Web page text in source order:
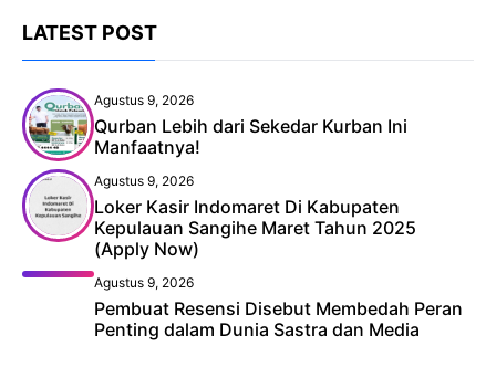
LATEST POST
Agustus 9, 2026
Qurban Lebih dari Sekedar Kurban Ini
Manfaatnya!
Agustus 9, 2026
Loker Kasir Indomaret Di Kabupaten
Kepulauan Sangihe Maret Tahun 2025
(Apply Now)
Agustus 9, 2026
Pembuat Resensi Disebut Membedah Peran
Penting dalam Dunia Sastra dan Media